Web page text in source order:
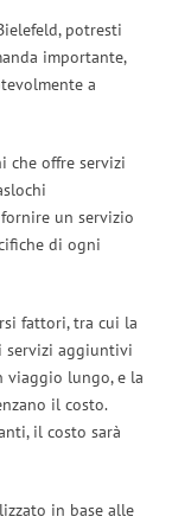
potresti
importante,
a
che offre servizi
un servizio
di ogni
fattori, tra cui la
servizi aggiuntivi
viaggio lungo, e la
il costo.
il costo sarà
in base alle